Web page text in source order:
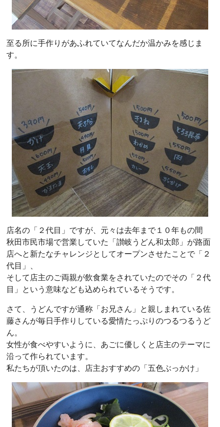
至る所に手作りがあふれていてなんだか温かみを感じま
す。
店名の「２代目」ですが、元々は去年まで１０年もの間
秋田市民市場で営業していた「讃岐うどん和太郎」が路面
店へと新たなチャレンジとしてオープンさせたことで「２
代目」、
そして店主のご両親が飲食業をされていたのでその「２代
目」という意味なども込められているそうです。
さて、うどんですが通称「お兄さん」と親しまれている佐
藤さんが毎日手作りしている愛情たっぷりのつるつるうど
ん。
女性が食べやすいように、あごに優しくと店主のテーマに
沿って作られています。
私たちが頂いたのは、店主おすすめの「五色ぶっかけ」